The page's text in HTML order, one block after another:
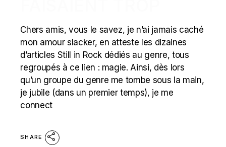
Chers amis, vous le savez, je n’ai jamais caché
mon amour slacker, en atteste les dizaines
d’articles Still in Rock dédiés au genre, tous
regroupés à ce lien : magie. Ainsi, dès lors
qu’un groupe du genre me tombe sous la main,
je jubile (dans un premier temps), je me
connect
SHARE